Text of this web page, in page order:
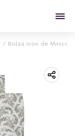
Bolsa Icon de